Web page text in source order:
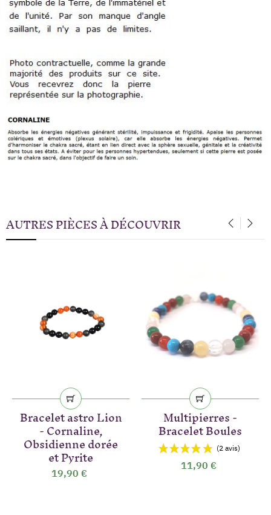
AUTRES PIÈCES À DÉCOUVRIR
Bracelet astro Lion
- Cornaline,
Obsidienne dorée
et Pyrite
19,90 €
Multipierres -
Bracelet Boules
11,90 €